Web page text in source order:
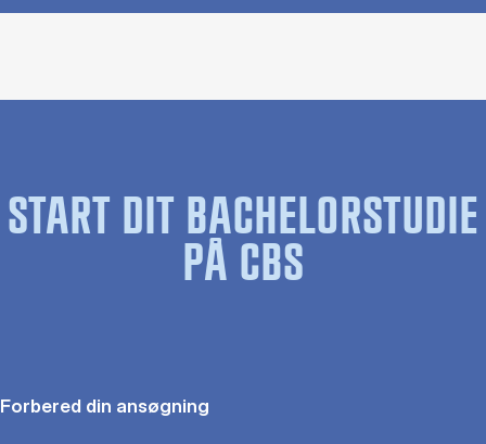
START DIT BACHELORSTUDIE
PÅ CBS
Forbered din ansøgning